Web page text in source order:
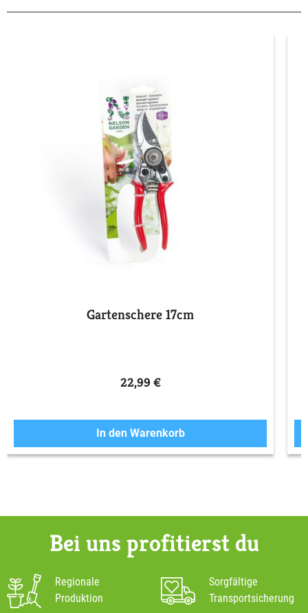
Gartenschere 17cm
22,99 €
In den Warenkorb
Bei uns profitierst du
Regionale
Produktion
Sorgfältige
Transportsicherung